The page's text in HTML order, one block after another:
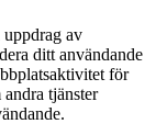
av
ditt användande
för
tjänster